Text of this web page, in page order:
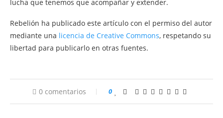
lucha que tenemos que acompañar y extender.
Rebelión ha publicado este artículo con el permiso del autor
mediante una licencia de Creative Commons, respetando su
libertad para publicarlo en otras fuentes.
0 comentarios 0